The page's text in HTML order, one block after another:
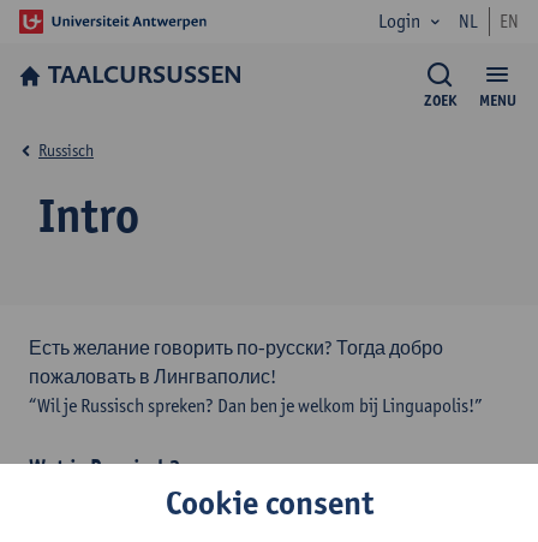
Login NL EN
TAALCURSUSSEN
MENU
ZOEK
Intro
Russisch
Есть желание говорить по-русски? Тогда добро
пожаловать в Лингваполис!
“Wil je Russisch spreken? Dan ben je welkom bij Linguapolis!”
Wat is Russisch?
Het Russisch is een Slavische taal die wordt gesproken in Rusland
Cookie consent